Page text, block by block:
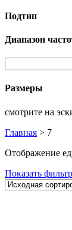
Подтип
Диапазон
Размеры
смотрите на
Главная > 7
Отображение
Показать фильтр